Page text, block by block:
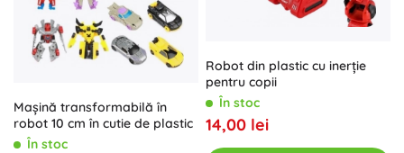
Mașină transformabilă în
robot 10 cm în cutie de plastic
În stoc
Robot din plastic cu inerție
pentru copii
În stoc
14,00 lei